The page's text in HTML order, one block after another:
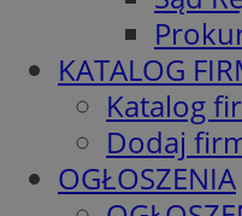
KATALOG
Katalog
Dodaj
OGŁOSZENIA